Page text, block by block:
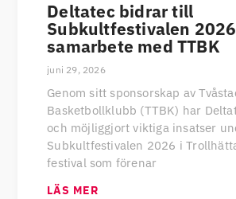
Deltatec bidrar till
Subkultfestivalen
samarbete med TTBK
juni 29, 2026
Genom sitt sponsorskap av
Basketbollklubb (TTBK) har
och möjliggjort viktiga insatser
Subkultfestivalen 2026 i
festival som förenar
LÄS MER